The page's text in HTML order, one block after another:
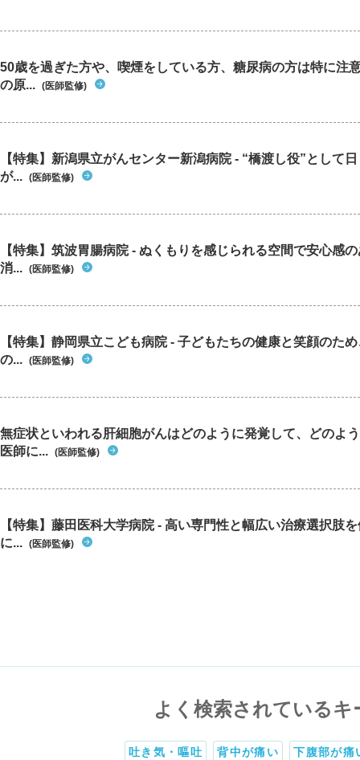
50歳を過ぎた方や、喫煙をしている方、糖尿病の方は特に注
の原... (医師監修)
【特集】新潟県立がんセンター新潟病院 - “橋渡し役”として
が... (医師監修)
【特集】筑波胃腸病院 - ぬくもりを感じられる空間で安心感
消... (医師監修)
【特集】静岡県立こども病院 - 子どもたちの健康と笑顔のた
の... (医師監修)
無症状といわれる肝細胞がんはどのように発覚して、どのよ
医師に... (医師監修)
【特集】藤田医科大学病院 - 高い専門性と幅広い治療選択肢
に... (医師監修)
よく検索されているキ
吐き気・嘔吐 背中が痛い 下腹部が痛